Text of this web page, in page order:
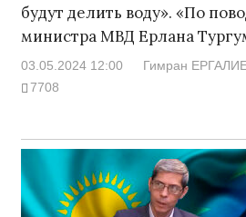
будут делить воду». «По
министра МВД Ерлана
03.05.2024 12:00 Гимран
7708